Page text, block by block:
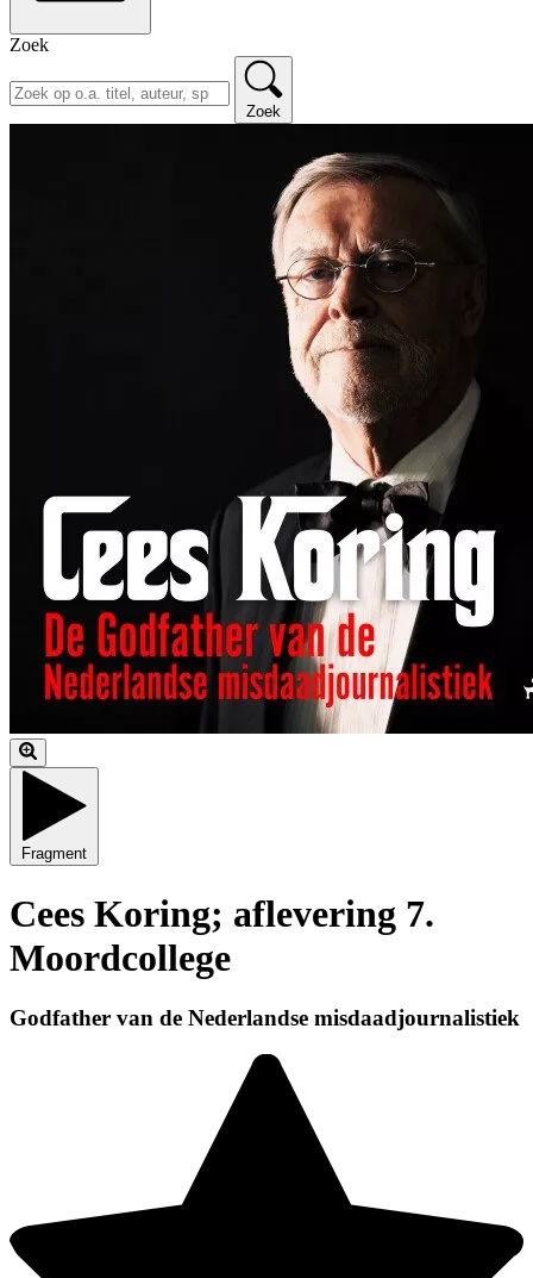
Zoek
Zoek
Fragment
Cees Koring; aflevering 7.
Moordcollege
Godfather van de Nederlandse misdaadjournalistiek